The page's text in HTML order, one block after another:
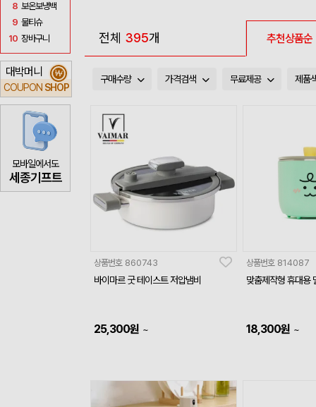
8 보온보냉백
9 물티슈
10 장바구니
대박머니
COUPON SHOP
₩
모바일에서도
세종기프트
전체 395개 추천상품순
구매수량 가격검색 무료제공 제품
상품번호 860743
바이마르 굿 테이스트 저압냄비
25,300원 ~
상품번호 814087
맞춤제작형 휴대용
18,300원 ~